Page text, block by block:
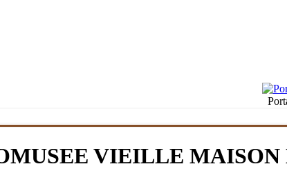
VIEILLE MAISON